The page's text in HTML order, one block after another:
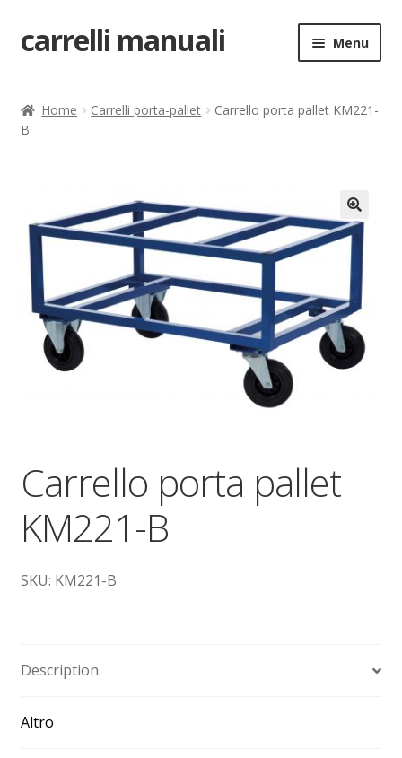
Vai
alla
Vai
al
carrelli manuali Menu
Carrello
Come ordinare
Come registrarsi al sito
Contatti
costruttori
garanzia
Il mio account
Home Carrelli porta-pallet
Carrello porta pallet KM221-
B
🔍
Carrello porta pallet
KM221-B
SKU: KM221-B
Description
Altro